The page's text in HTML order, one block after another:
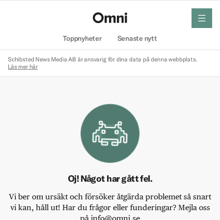
Toppnyheter Senaste nytt
meny
Schibsted News Media AB är ansvarig för dina data på denna webbplats.
Läs mer här
Oj! Något har gått fel.
Vi ber om ursäkt och försöker åtgärda problemet så snart
vi kan, håll ut! Har du frågor eller funderingar? Mejla oss